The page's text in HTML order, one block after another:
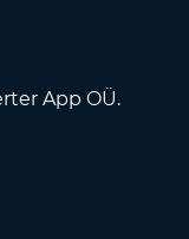
App OÜ.